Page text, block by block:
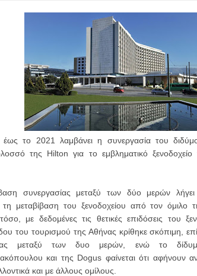
το 2021 λαμβάνει η συνεργασία του
της Ηilton για το εμβληματικό
συνεργασίας μεταξύ των δύο μερών
μεταβίβαση του ξενοδοχείου από τον όμιλο
με δεδομένες τις θετικές επιδόσεις του
του τουρισμού της Αθήνας κρίθηκε σκόπιμη,
μεταξύ των δυο μερών, ενώ το
και της Dogus φαίνεται ότι αφήνουν
και με άλλους ομίλους.